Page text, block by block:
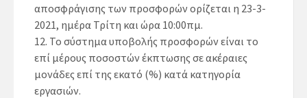
αποσφράγισης των προσφορών ορίζεται η 23-3-
2021, ημέρα Τρίτη και ώρα 10:00πμ.
12. Το σύστημα υποβολής προσφορών είναι το
επί μέρους ποσοστών έκπτωσης σε ακέραιες
μονάδες επί της εκατό (%) κατά κατηγορία
εργασιών.